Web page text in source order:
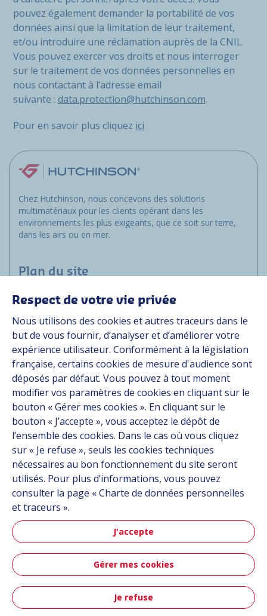
pouvez également demander la portabilité de vos
données ainsi que la limitation de leur traitement,
et/ou introduire une réclamation auprès de la CNIL.
Vous pouvez exercer vos droits et nous interroger
sur le traitement de vos données personnelles en
nous contactant à l’adresse email
suivante : data.protection@hutchinson.com.
Pour en savoir plus cliquez ici
Chez Hutchinson, nous concevons des solutions
multimatériaux pour les clients opérant dans les
environnements les plus exigeants, que ce soit sur terre,
dans les airs ou en mer.
Plan du site
Marchés
Solutions
Ressources
À propos
Carrière
Contact
Suivez-nous
Linkedin
Instagram
Plan du site CGU Données personnelles Crédits
Respect de votre vie privée
Nous utilisons des cookies et autres traceurs dans le
but de vous fournir, d’analyser et d’améliorer votre
expérience utilisateur. Conformément à la législation
française, certains cookies de mesure d'audience sont
déposés par défaut. Vous pouvez à tout moment
modifier vos paramètres de cookies en cliquant sur le
bouton « Gérer mes cookies ». En cliquant sur le
bouton « J’accepte », vous acceptez le dépôt de
l’ensemble des cookies. Dans le cas où vous cliquez
sur « Je refuse », seuls les cookies techniques
nécessaires au bon fonctionnement du site seront
utilisés. Pour plus d’informations, vous pouvez
consulter la page « Charte de données personnelles
et traceurs ».
J'accepte
Gérer mes cookies
Je refuse